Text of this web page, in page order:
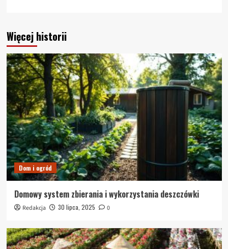
Więcej historii
Dom i ogród
Domowy system zbierania i wykorzystania deszczówki
Redakcja 30 lipca, 2025 0